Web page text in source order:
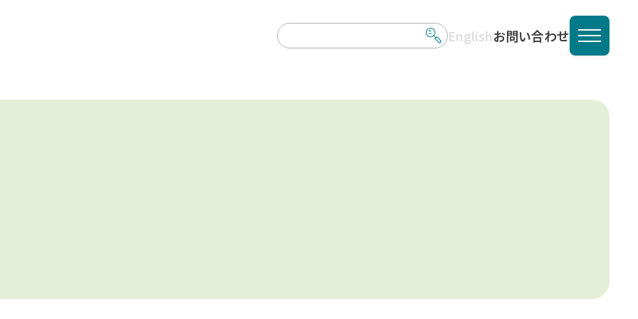
Englishお問い合わせ
メニュ